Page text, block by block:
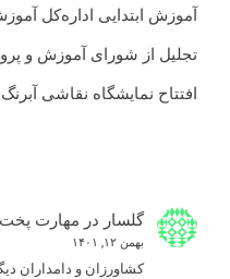
آموزش ابتدایی اداره‌کل
تجلیل از شورای آموزش و
افتتاح نمایشگاه نقاشی
گلسار در مهارت پخت
بهمن ۱۲, ۱۴۰۱
كشاورزان و دامداران